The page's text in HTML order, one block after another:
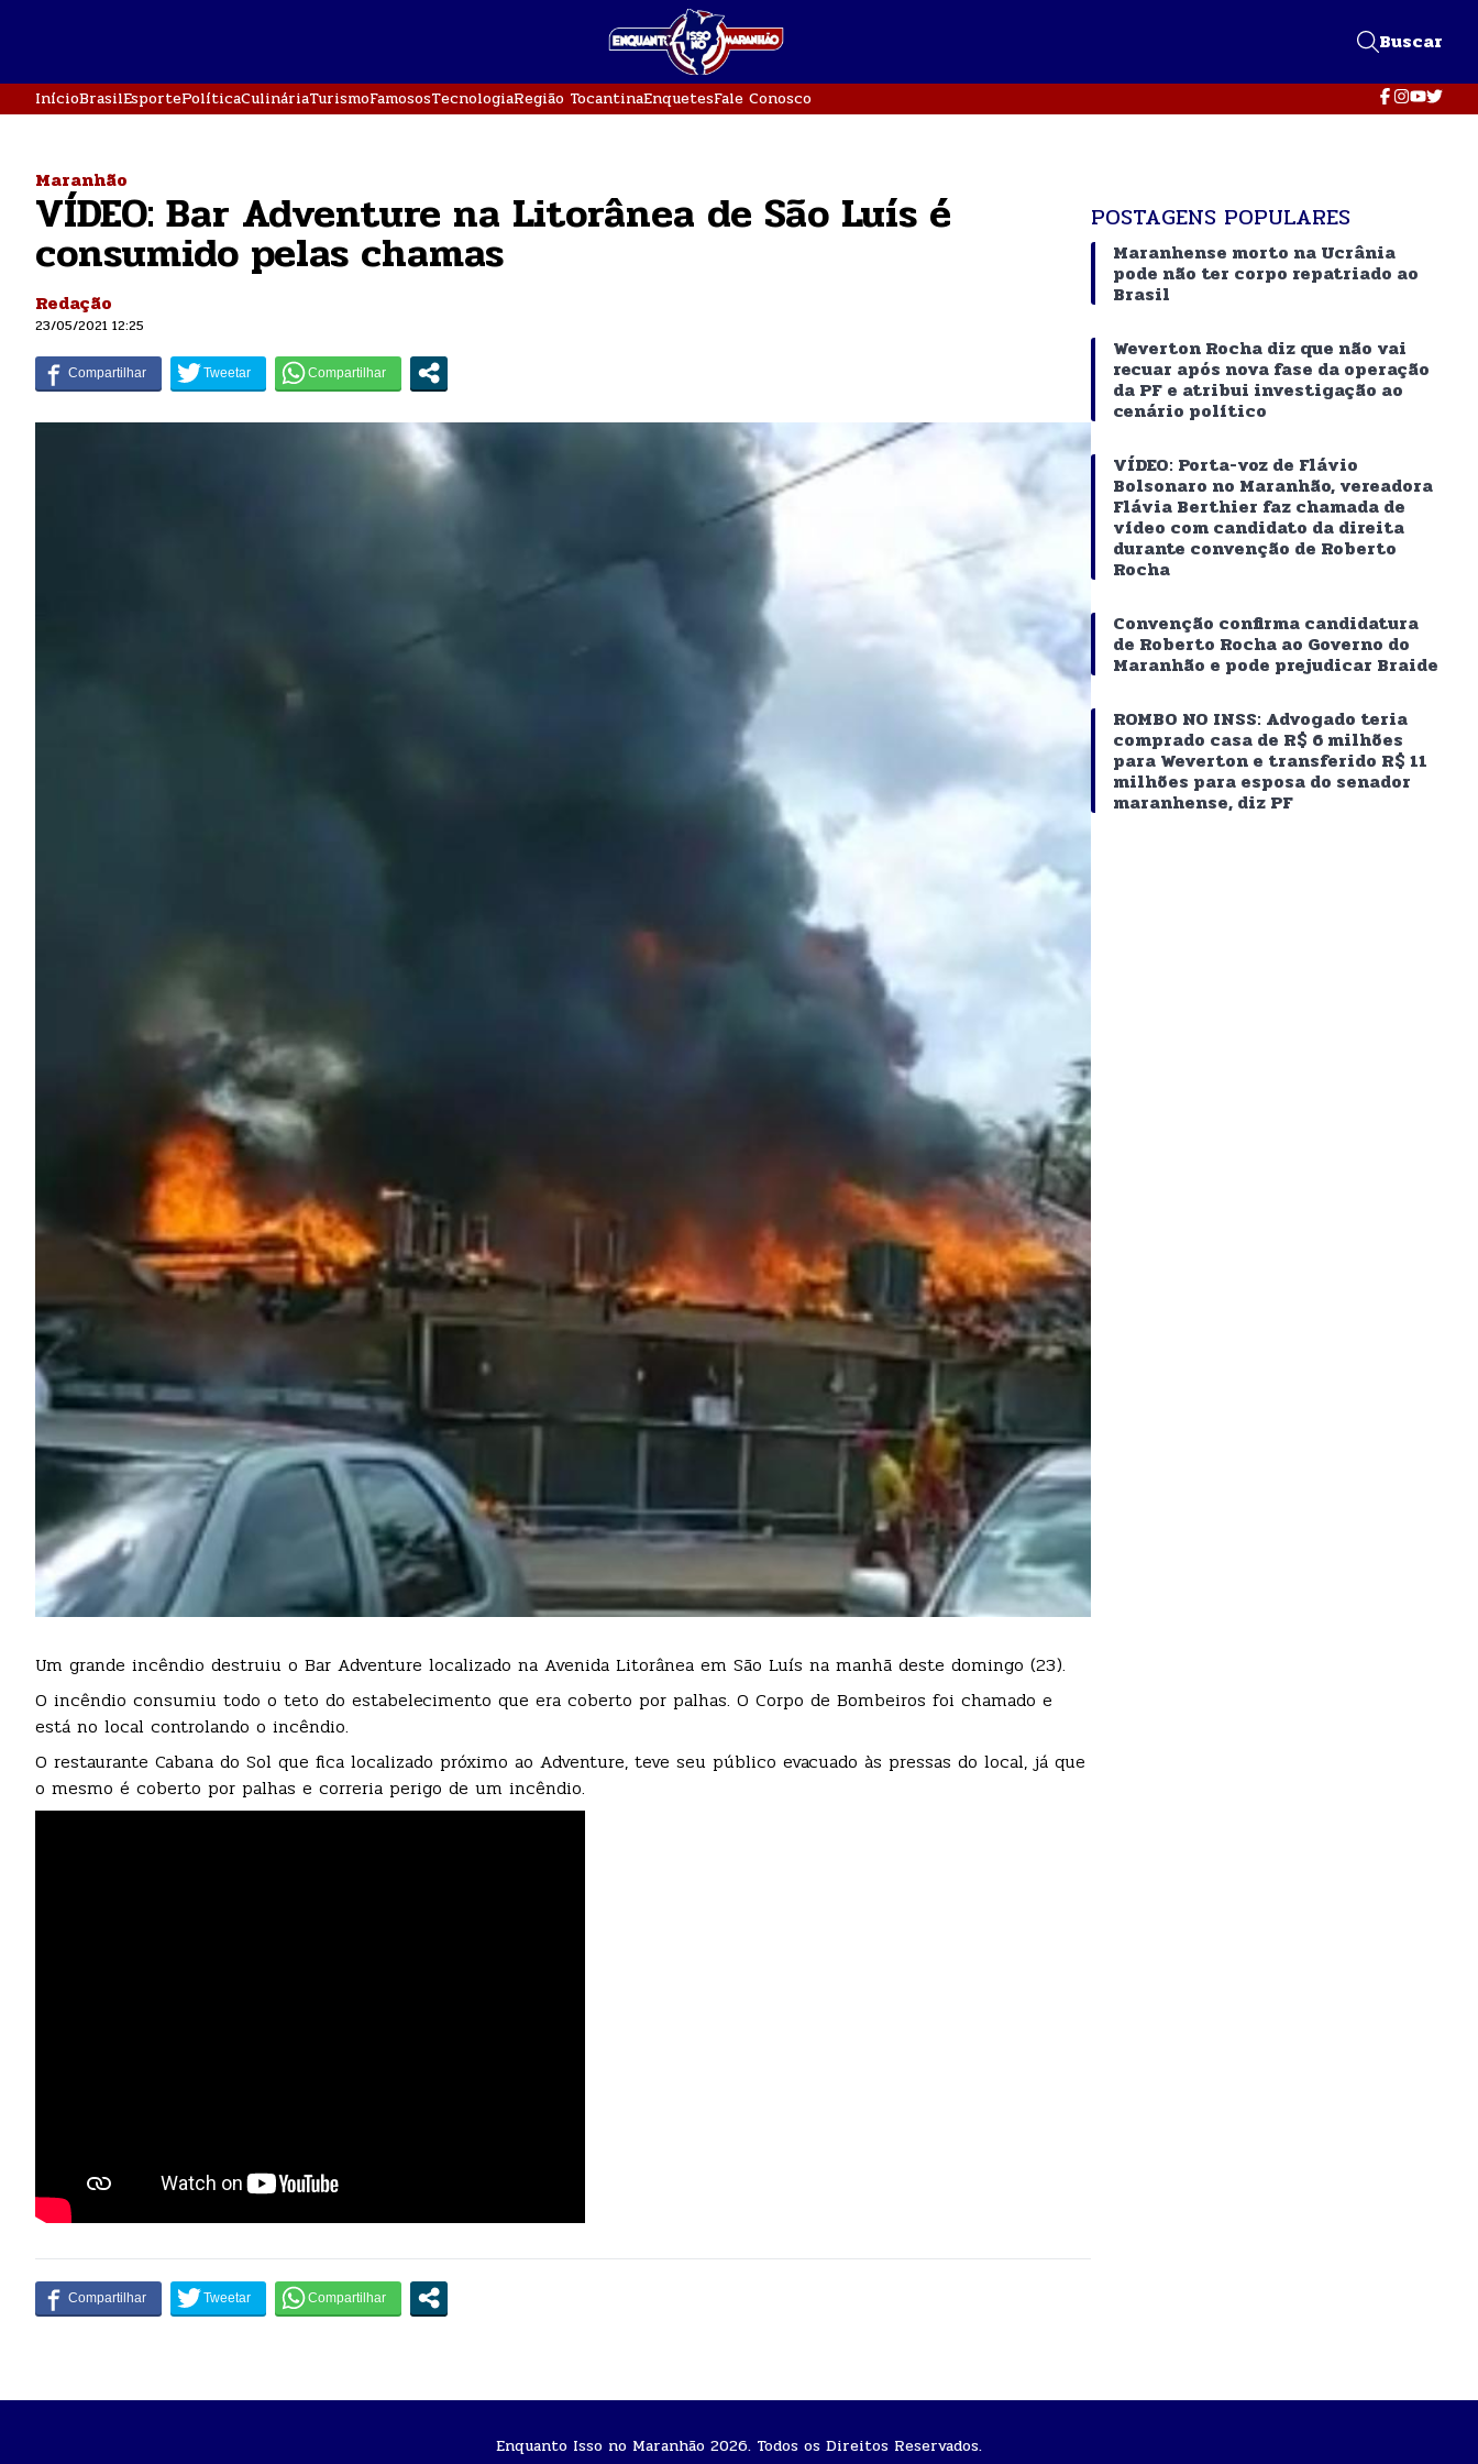
Buscar
InícioBrasilEsportePolíticaCulináriaTurismoFamososTecnologiaRegião TocantinaEnquetesFale Conosco
Maranhão
VÍDEO: Bar Adventure na Litorânea de São Luís é
consumido pelas chamas
Redação
23/05/2021 12:25
Um grande incêndio destruiu o Bar Adventure localizado na Avenida Litorânea em São Luís na manhã deste domingo (23).
O incêndio consumiu todo o teto do estabelecimento que era coberto por palhas. O Corpo de Bombeiros foi chamado e
está no local controlando o incêndio.
O restaurante Cabana do Sol que fica localizado próximo ao Adventure, teve seu público evacuado às pressas do local, já que
o mesmo é coberto por palhas e correria perigo de um incêndio.
POSTAGENS POPULARES
Maranhense morto na Ucrânia
pode não ter corpo repatriado ao
Brasil
Weverton Rocha diz que não vai
recuar após nova fase da operação
da PF e atribui investigação ao
cenário político
VÍDEO: Porta-voz de Flávio
Bolsonaro no Maranhão, vereadora
Flávia Berthier faz chamada de
vídeo com candidato da direita
durante convenção de Roberto
Rocha
Convenção confirma candidatura
de Roberto Rocha ao Governo do
Maranhão e pode prejudicar Braide
ROMBO NO INSS: Advogado teria
comprado casa de R$ 6 milhões
para Weverton e transferido R$ 11
milhões para esposa do senador
maranhense, diz PF
Enquanto Isso no Maranhão 2026. Todos os Direitos Reservados.